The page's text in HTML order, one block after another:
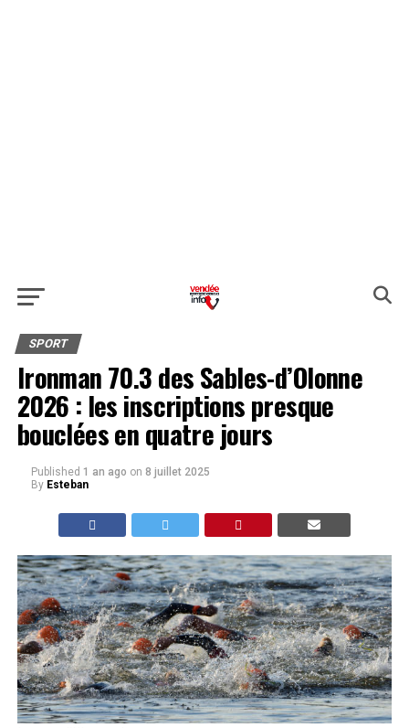
SPORT
Ironman 70.3 des Sables-d’Olonne
2026 : les inscriptions presque
bouclées en quatre jours
Published 1 an ago on 8 juillet 2025
By Esteban